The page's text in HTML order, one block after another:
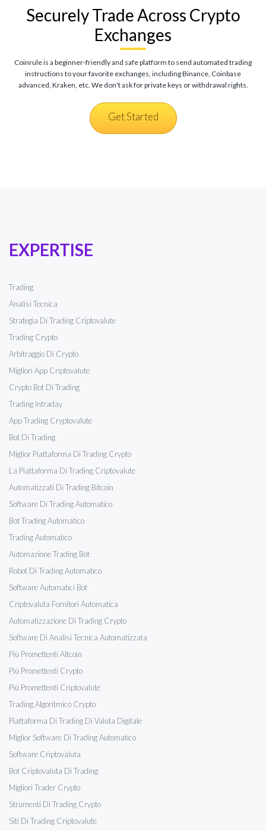
EXPERTISE
Trading
Analisi Tecnica
Strategia Di Trading Criptovalute
Trading Crypto
Arbitraggio Di Crypto
Migliori App Criptovalute
Crypto Bot Di Trading
Trading Intraday
App Trading Cryptovalute
Bot Di Trading
Miglior Piattaforma Di Trading Crypto
La Piattaforma Di Trading Criptovalute
Automatizzati Di Trading Bitcoin
Software Di Trading Automatico
Bot Trading Automatico
Trading Automatico
Automazione Trading Bot
Robot Di Trading Automatico
Software Automatici Bot
Criptovaluta Fornitori Automatica
Automatizzazione Di Trading Crypto
Software Di Analisi Tecnica Automatizzata
Più Promettenti Altcoin
Più Promettenti Crypto
Più Promettenti Criptovalute
Trading Algoritmico Crypto
Piattaforma Di Trading Di Valuta Digitale
Miglior Software Di Trading Automatico
Software Criptovaluta
Bot Criptovaluta Di Trading
Migliori Trader Crypto
Strumenti Di Trading Crypto
Siti Di Trading Criptovalute
Securely Trade Across Crypto
Exchanges
Coinrule is a beginner-friendly and safe platform to send automated trading
instructions to your favorite exchanges, including Binance, Coinbase
advanced, Kraken, etc. We don't ask for private keys or withdrawal rights.
Get Started